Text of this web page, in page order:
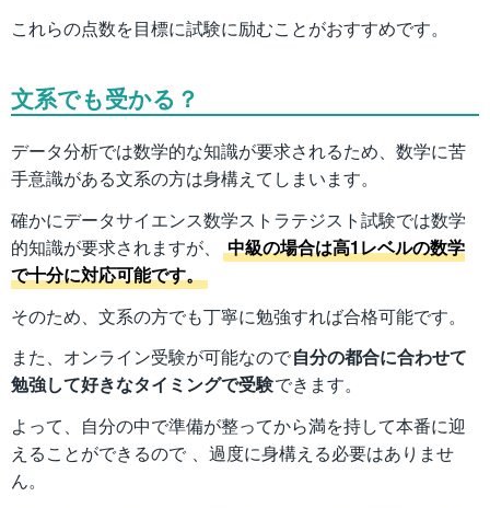
これらの点数を目標に試験に励むことがおすすめです。
文系でも受かる？
データ分析では数学的な知識が要求されるため、数学に苦
手意識がある文系の方は身構えてしまいます。
確かにデータサイエンス数学ストラテジスト試験では数学
的知識が要求されますが、
中級の場合は高1レベルの数学
で十分に対応可能です。
そのため、文系の方でも丁寧に勉強すれば合格可能です。
また、オンライン受験が可能なので自分の都合に合わせて
勉強して好きなタイミングで受験できます。
よって、自分の中で準備が整ってから満を持して本番に迎
えることができるので 、過度に身構える必要はありませ
ん。